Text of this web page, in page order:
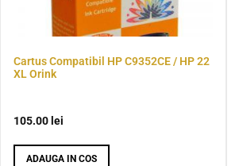
Cartus Compatibil HP C9352CE / HP 22
XL Orink
105.00 lei
ADAUGA IN COS